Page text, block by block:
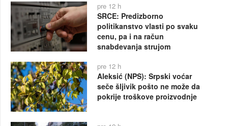
pre 12 h
SRCE: Predizborno
politikanstvo vlasti po svaku
cenu, pa i na račun
snabdevanja strujom
pre 12 h
Aleksić (NPS): Srpski voćar
seče šljivik pošto ne može da
pokrije troškove proizvodnje